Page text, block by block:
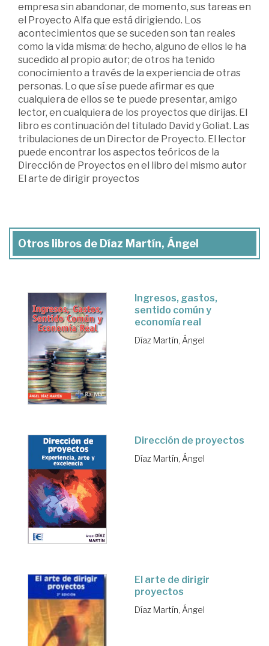
empresa sin abandonar, de momento, sus tareas en
el Proyecto Alfa que está dirigiendo. Los
acontecimientos que se suceden son tan reales
como la vida misma: de hecho, alguno de ellos le ha
sucedido al propio autor; de otros ha tenido
conocimiento a través de la experiencia de otras
personas. Lo que sí se puede afirmar es que
cualquiera de ellos se te puede presentar, amigo
lector, en cualquiera de los proyectos que dirijas. El
libro es continuación del titulado David y Goliat. Las
tribulaciones de un Director de Proyecto. El lector
puede encontrar los aspectos teóricos de la
Dirección de Proyectos en el libro del mismo autor
El arte de dirigir proyectos
Otros libros de Díaz Martín, Ángel
Ingresos, gastos,
sentido común y
economía real
Díaz Martín, Ángel
Dirección de proyectos
Díaz Martín, Ángel
El arte de dirigir
proyectos
Díaz Martín, Ángel